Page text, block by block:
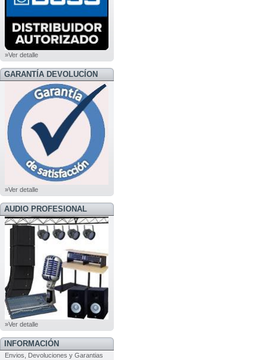
»Ver detalle
GARANTÍA DEVOLUCÍON
»Ver detalle
AUDIO PROFESIONAL
»Ver detalle
INFORMACIÓN
Envios, Devoluciones y Garantias